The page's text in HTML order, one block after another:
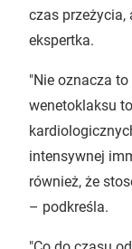
czas przeżycia,
ekspertka.
"Nie oznacza
wenetoklaksu
intensywnej
również, że
– podkreśla.